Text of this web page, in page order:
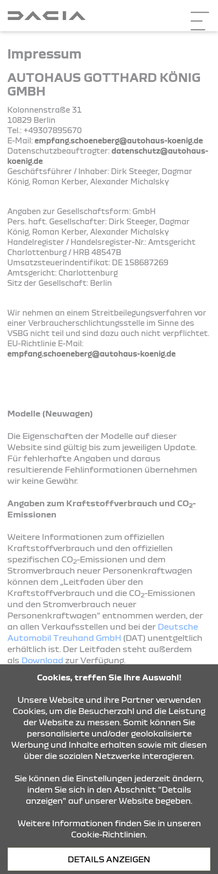
Impressum
AUTOHAUS GOTTHARD KÖNIG
GMBH
Kolonnenstraße 31
10829 Berlin
Tel.: +49307895670
E-Mail: empfang.schoeneberg@autohaus-koenig.de
Datenschutzbeauftragter: datenschutz@autohaus-
koenig.de
Geschäftsführer / Inhaber: Dirk Steeger, Dagmar
König, Roman Kerber, Alexander Michalsky
Angaben zur Gesellschaftsform: GmbH
Pers. haft. Gesellschafter: Dirk Steeger, Dagmar
König, Roman Kerber, Alexander Michalsky
Handelregister / Handelsregister-Nr.: Amtsgericht
Charlottenburg / HRB 48547B
Umsatzsteuerindentifikat: DE 158687269
Amtsgericht: Charlottenburg
Sitz der Gesellschaft: Berlin
Wir nehmen an einem Streitbeilegungsverfahren vor
einer Verbraucherschlichtungsstelle im Sinne des
VSBG nicht teil und sind dazu auch nicht verpflichtet.
EU-Richtlinie E-Mail:
empfang.schoeneberg@autohaus-koenig.de
Modelle (Neuwagen)
Die Eigenschaften der Modelle auf dieser
Website sind gültig bis zum jeweiligen Update.
Für fehlerhafte Angaben und daraus
resultierende Fehlinformationen übernehmen
wir keine Gewähr.
Angaben zum Kraftstoffverbrauch und CO2-
Emissionen
Weitere Informationen zum offiziellen
Kraftstoffverbrauch und den offiziellen
spezifischen CO2-Emissionen und dem
Stromverbrauch neuer Personenkraftwagen
können dem „Leitfaden über den
Kraftstoffverbrauch und die CO2-Emissionen
und den Stromverbrauch neuer
Personenkraftwagen“ entnommen werden, der
an allen Verkaufsstellen und bei der Deutsche
Automobil Treuhand GmbH (DAT) unentgeltlich
erhältlich ist. Der Leitfaden steht außerdem
als Download zur Verfügung.
KONTAKT & ANFAHRT
ÖFFNUNGSZEITEN
STANDORTE
Datenschutz
Cookies, treffen Sie Ihre Auswahl!
Unsere Website und ihre Partner verwenden
Cookies, um die Besucherzahl und die Leistung
der Website zu messen. Somit können Sie
personalisierte und/oder geolokalisierte
Werbung und Inhalte erhalten sowie mit diesen
über die sozialen Netzwerke interagieren.
Sie können die Einstellungen jederzeit ändern,
indem Sie sich in den Abschnitt "Details
anzeigen" auf unserer Website begeben.
Weitere Informationen finden Sie in unseren
Cookie-Richtlinien.
DETAILS ANZEIGEN